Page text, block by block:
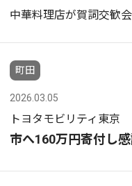
中華料理店が賀詞交歓
町田
2026.03.05
トヨタモビリティ東京
市へ160万円寄付し